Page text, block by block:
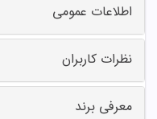
اطلاعات عمومی
نظرات کاربران
معرفی برند